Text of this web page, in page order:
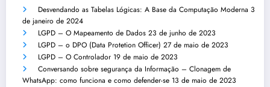
Desvendando as Tabelas Lógicas: A Base da Computação Moderna 3
de janeiro de 2024
LGPD – O Mapeamento de Dados 23 de junho de 2023
LGPD – o DPO (Data Protetion Officer) 27 de maio de 2023
LGPD – O Controlador 19 de maio de 2023
Conversando sobre segurança da Informação – Clonagem de
WhatsApp: como funciona e como defender-se 13 de maio de 2023